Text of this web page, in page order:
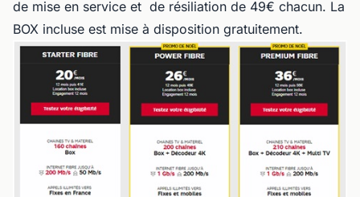
de mise en service et de résiliation de 49€ chacun. La
BOX incluse est mise à disposition gratuitement.